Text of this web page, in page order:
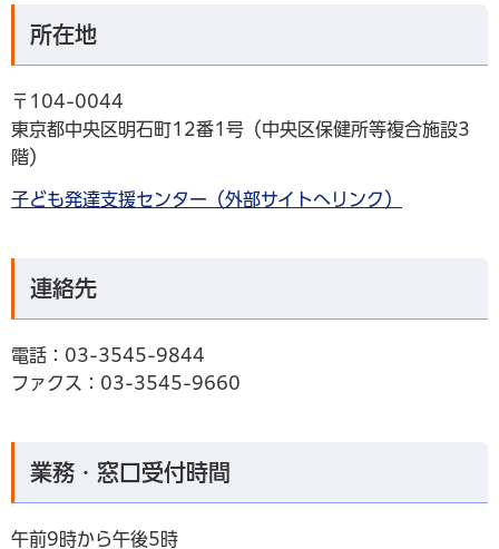
所在地
〒104-0044
東京都中央区明石町12番1号（中央区保健所等複合施設3
階）
子ども発達支援センター（外部サイトへリンク）
連絡先
電話：03-3545-9844
ファクス：03-3545-9660
業務・窓口受付時間
午前9時から午後5時